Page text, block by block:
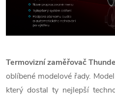
Termovizní zaměřovač
oblíbené modelové řady.
který dostal ty nejlepší